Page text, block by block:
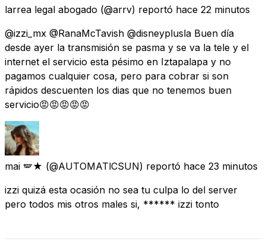
larrea legal abogado (@arrv) reportó hace 22 minutos
@izzi_mx @RanaMcTavish @disneyplusla Buen día
desde ayer la transmisión se pasma y se va la tele y el
internet el servicio esta pésimo en Iztapalapa y no
pagamos cualquier cosa, pero para cobrar si son
rápidos descuenten los dias que no tenemos buen
servicio😡😡😡😡😡
mai 🪽★ (@AUTOMATlCSUN) reportó hace 23 minutos
izzi quizá esta ocasión no sea tu culpa lo del server
pero todos mis otros males si, ****** izzi tonto